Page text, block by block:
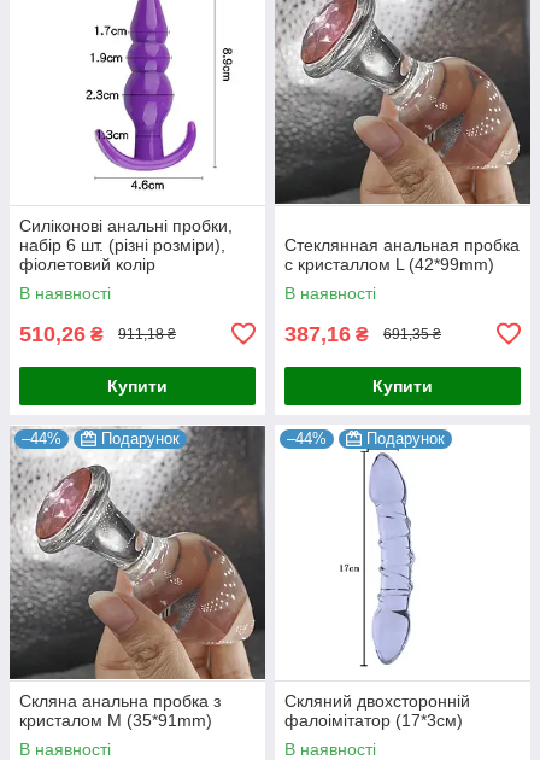
Силіконові анальні пробки,
набір 6 шт. (різні розміри),
фіолетовий колір
В наявності
510,26 ₴ 911,18 ₴
Купити
Стеклянная анальная пробка
с кристаллом L (42*99mm)
В наявності
387,16 ₴ 691,35 ₴
Купити
–44% Подарунок
Скляна анальна пробка з
кристалом M (35*91mm)
В наявності
–44% Подарунок
Скляний двохсторонній
фалоімітатор (17*3см)
В наявності